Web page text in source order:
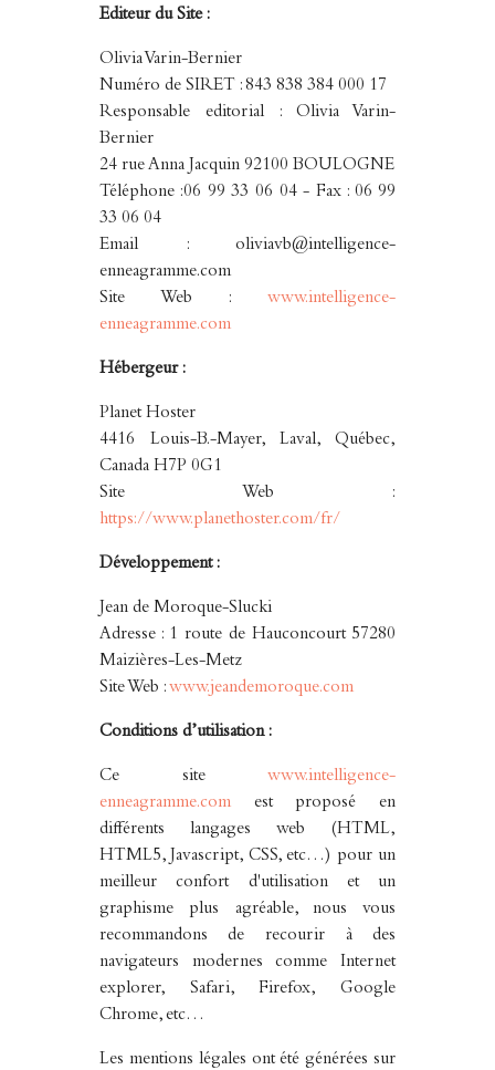
Editeur du Site :
Olivia Varin-Bernier
Numéro de SIRET : 843 838 384 000 17
Responsable editorial : Olivia Varin-
Bernier
24 rue Anna Jacquin 92100 BOULOGNE
Téléphone :06 99 33 06 04 - Fax : 06 99
33 06 04
Email : oliviavb@intelligence-
enneagramme.com
Site Web :www.intelligence-
enneagramme.com
Hébergeur :
Planet Hoster
4416 Louis-B.-Mayer, Laval, Québec,
Canada H7P 0G1
Site Web :
https://www.planethoster.com/fr/
Développement :
Jean de Moroque-Slucki
Adresse : 1 route de Hauconcourt 57280
Maizières-Les-Metz
Site Web :www.jeandemoroque.com
Conditions d’utilisation :
Ce sitewww.intelligence-
enneagramme.comest proposé en
différents langages web (HTML,
HTML5, Javascript, CSS, etc…) pour un
meilleur confort d'utilisation et un
graphisme plus agréable, nous vous
recommandons de recourir à des
navigateurs modernes comme Internet
explorer, Safari, Firefox, Google
Chrome, etc…
Les mentions légales ont été générées sur